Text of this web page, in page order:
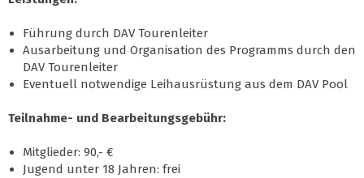
Führung durch DAV Tourenleiter
Ausarbeitung und Organisation des Programms durch den
DAV Tourenleiter
Eventuell notwendige Leihausrüstung aus dem DAV Pool
Teilnahme- und Bearbeitungsgebühr:
Mitglieder: 90,- €
Jugend unter 18 Jahren: frei